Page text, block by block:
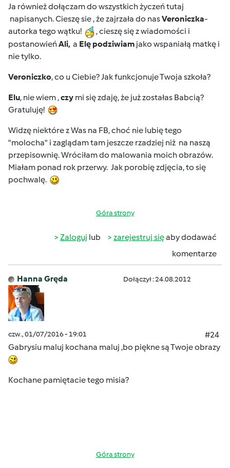
Ja również dołączam do wszystkich życzeń tutaj
napisanych. Cieszę sie , że zajrzała do nasVeroniczka-
autorka tego wątku!
, cieszę się z wiadomości i
postanowieńAli, a Elę podziwiam jako wspaniałą matkę i
nie tylko.
Veroniczko, co u Ciebie? Jak funkcjonuje Twoja szkoła?
Elu, nie wiem ,czy mi się zdaję, że już zostałas Babcią?
Gratuluję!
Widzę niektóre z Was na FB, choć nie lubię tego
"molocha" i zaglądam tam jeszcze rzadziej niż na naszą
przepisownię. Wróciłam do malowania moich obrazów.
Miałam ponad rok przerwy. Jak porobię zdjęcia, to się
pochwalę.
Góra strony
Zaloguj lub zarejestruj sięaby dodawać
komentarze
Hanna Gręda Dołączył : 24.08.2012
czw., 01/07/2016 - 19:01
#24
Gabrysiu maluj kochana maluj ,bo piękne są Twoje obrazy
Kochane pamiętacie tego misia?
Góra strony